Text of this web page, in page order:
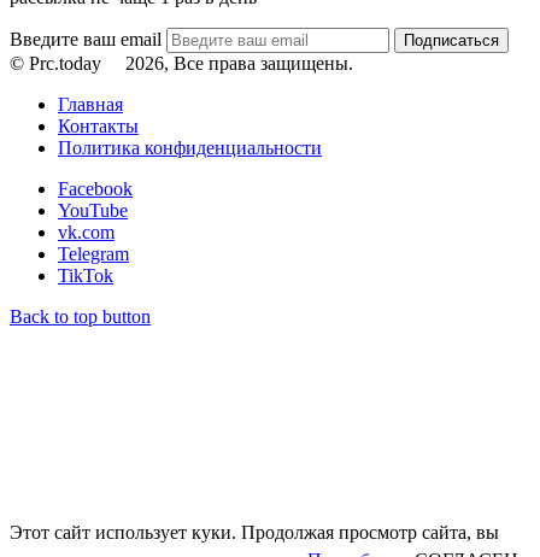
Введите ваш email
© Prc.today
2026, Все права защищены.
Главная
Контакты
Политика конфиденциальности
Facebook
YouTube
vk.com
Telegram
TikTok
Back to top button
Этот сайт использует куки. Продолжая просмотр сайта, вы